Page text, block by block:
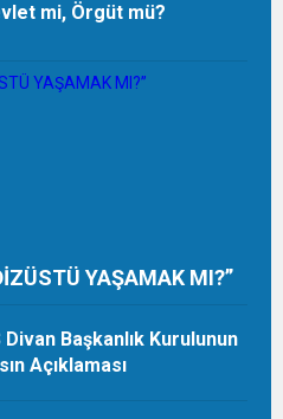
mi, Örgüt mü?
YAŞAMAK MI?”
Divan Başkanlık Kurulunun
Açıklaması